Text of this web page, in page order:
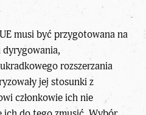
musi być przygotowana na
rozszerzania
jej stosunki z
członkowie ich nie